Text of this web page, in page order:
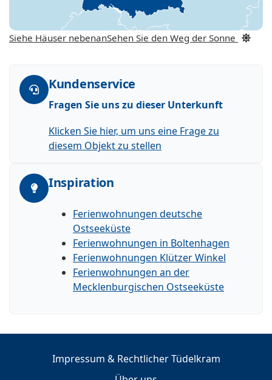
Siehe Häuser nebenanSehen Sie den Weg der Sonne
Kundenservice
Fragen Sie uns zu dieser Unterkunft
Klicken Sie hier, um uns eine Frage zu
diesem Objekt zu stellen
Inspiration
Ferienwohnungen deutsche
Ostseeküste
Ferienwohnungen in Boltenhagen
Ferienwohnungen Klützer Winkel
Ferienwohnungen an der
Mecklenburgischen Ostseeküste
Impressum & Rechtlicher Tüdelkram